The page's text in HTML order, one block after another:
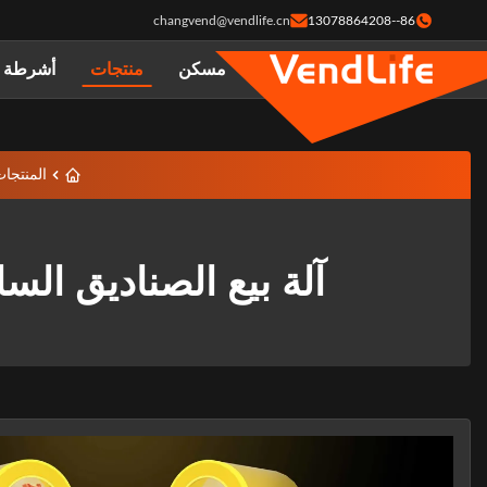
86--13078864208
changvend@vendlife.cn
مسكن منتجات أشرطة
آلة بيع الصناديق الساخنة 110 فولت ، ارتفاع 1.6 متر